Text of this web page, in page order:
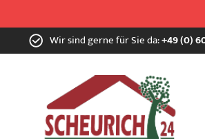
Zum
Inhalt Wir sind gerne für Sie da:+49 (0)